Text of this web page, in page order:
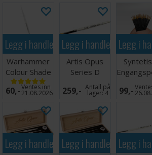
Legg i handlekurven
Warhammer
Colour Shade
Brush M
60,-Ventes inn
21.08.2026
Legg i handlekurven
Artis Opus
Series D
Drybrush S+
259,- Antall på
lager:4
Legg i
(25 stk)
99,-
Legg i handlekurvenLegg i handlekurven
Legg i